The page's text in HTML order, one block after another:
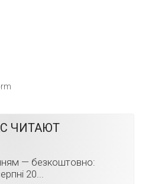
ЧИТАЮТ
— безкоштовно:
20...